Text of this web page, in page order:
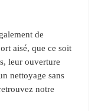
de
aisé, que ce soit
leur ouverture
nettoyage sans
notre